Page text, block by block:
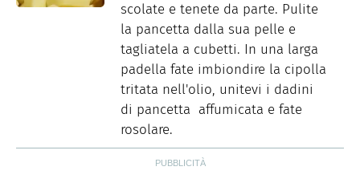
scolate e tenete da parte. Pulite
la pancetta dalla sua pelle e
tagliatela a cubetti. In una larga
padella fate imbiondire la cipolla
tritata nell'olio, unitevi i dadini
di pancetta affumicata e fate
rosolare.